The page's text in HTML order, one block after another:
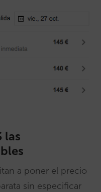
las
a poner el precio
sin especificar